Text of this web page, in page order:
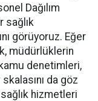
Dağılım
sağlık
görüyoruz. Eğer
müdürlüklerin
denetimleri,
da göz
hizmetleri